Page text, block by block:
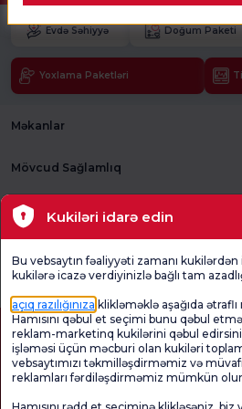
Evdə Səhiyyə Doğum Paketi
Yoxlama Paketləri
Məkanlar
Mövcud Sağlamlıq
Tibbi bölmələr
Ümumi
Məmnuniyyət
Sorğusu
Məmnuniyyət
Sorğusunu
yoxlayın.
Kukiləri idarə edin
Bu vebsaytın fəaliyyəti zamanı kukilərdən
kukilərə icazə verdiyinizlə bağlı tam
açıq razılığınıza klikləməklə aşağıda
Hamısını qəbul et seçimi bunu qəbul
reklam-marketinq kukilərini qəbul
işləməsi üçün məcburi olan kukiləri
vebsaytımızı təkmilləşdirməmiz və
reklamları fərdiləşdirməmiz mümkün